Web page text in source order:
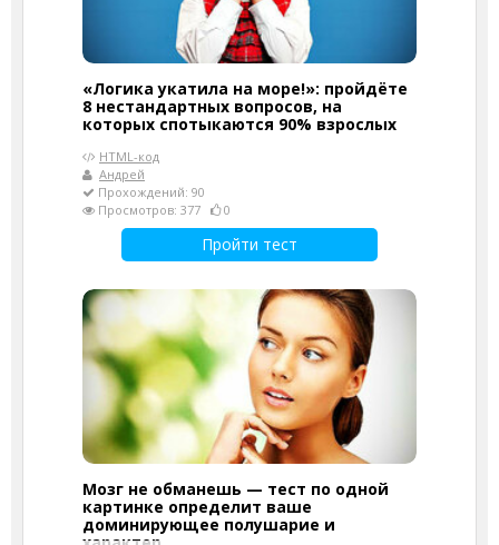
«Логика укатила на море!»: пройдёте
8 нестандартных вопросов, на
которых спотыкаются 90% взрослых
HTML-код
Андрей
Прохождений: 90
Просмотров: 377
0
Пройти тест
Мозг не обманешь — тест по одной
картинке определит ваше
доминирующее полушарие и